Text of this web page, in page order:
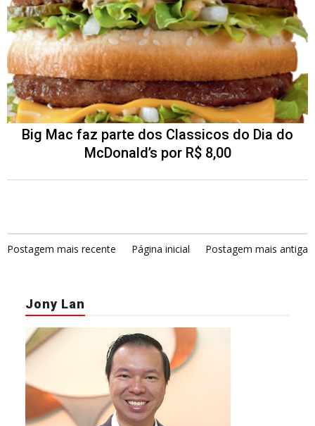
Big Mac faz parte dos Classicos do Dia do
McDonald’s por R$ 8,00
Postagem mais recente Página inicial Postagem mais antiga
Jony Lan